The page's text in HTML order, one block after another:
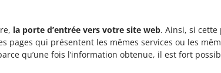
la porte d’entrée vers votre site web. Ainsi, si cette
pages qui présentent les mêmes services ou les
qu’une fois l’information obtenue, il est fort